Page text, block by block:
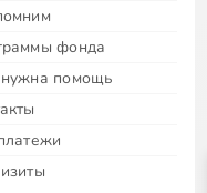
фонда
помощь